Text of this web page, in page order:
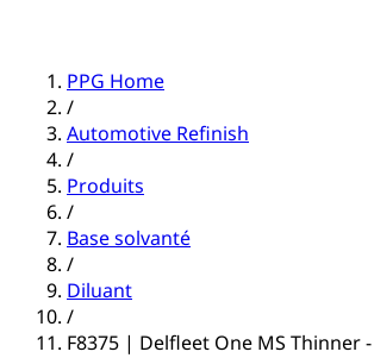
PPG Home
/
Automotive Refinish
/
Produits
/
Base solvanté
/
Diluant
/
F8375 | Delfleet One MS Thinner